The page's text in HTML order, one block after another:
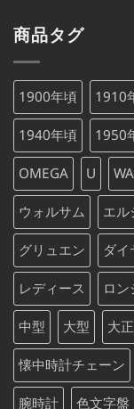
で
価
で
た。
商品タグ
1900年頃 1910
1940年頃 1950
OMEGA U
ウォルサム エル
グリュエン ダイ
レディース ロン
中型 大型 大
懐中時計チェーン
腕時計 色文字盤